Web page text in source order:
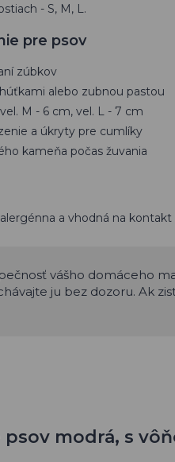
- S, M, L.
pre psov
zúbkov
alebo zubnou pastou
M - 6 cm, vel. L - 7 cm
a úkryty pre cumlíky
kameňa počas žuvania
a vhodná na kontakt
vášho domáceho
ju bez dozoru. Ak
modrá, s